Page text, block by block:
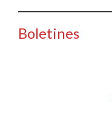
Boletines